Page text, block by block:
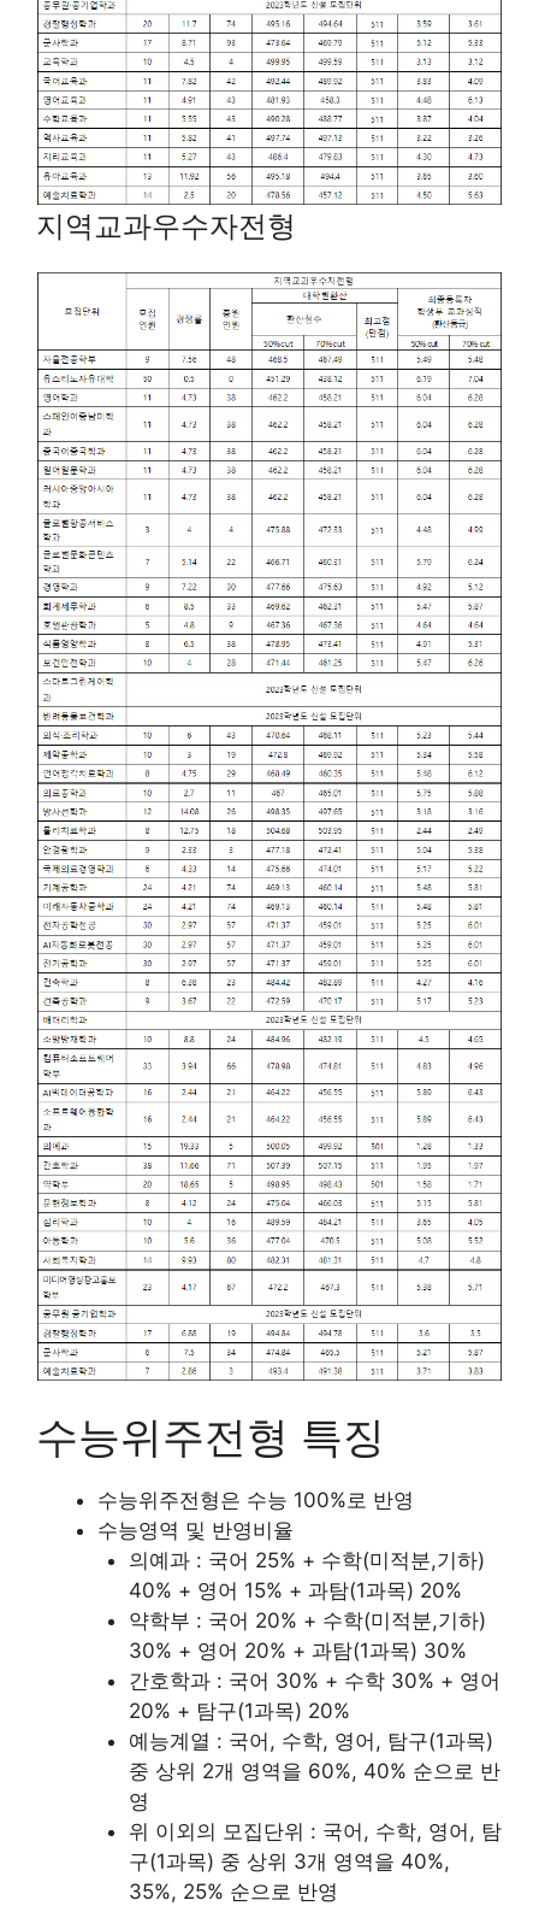
지역교과우수자전형
수능위주전형 특징
수능위주전형은 수능 100%로 반영
수능영역 및 반영비율
의예과 : 국어 25% + 수학(미적분,기하)
40% + 영어 15% + 과탐(1과목) 20%
약학부 : 국어 20% + 수학(미적분,기하)
30% + 영어 20% + 과탐(1과목) 30%
간호학과 : 국어 30% + 수학 30% + 영어
20% + 탐구(1과목) 20%
예능계열 : 국어, 수학, 영어, 탐구(1과목)
중 상위 2개 영역을 60%, 40% 순으로 반
영
위 이외의 모집단위 : 국어, 수학, 영어, 탐
구(1과목) 중 상위 3개 영역을 40%,
35%, 25% 순으로 반영